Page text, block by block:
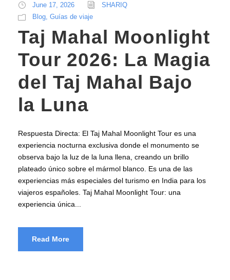
June 17, 2026
SHARIQ
Blog Guías de viaje
Taj Mahal Moonlight
Tour 2026: La Magia
del Taj Mahal Bajo
la Luna
Respuesta Directa: El Taj Mahal Moonlight Tour es una
experiencia nocturna exclusiva donde el monumento se
observa bajo la luz de la luna llena, creando un brillo
plateado único sobre el mármol blanco. Es una de las
experiencias más especiales del turismo en India para los
viajeros españoles. Taj Mahal Moonlight Tour: una
experiencia única...
Read More